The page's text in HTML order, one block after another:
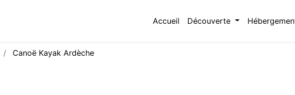
Accueil Découverte
Canoë Kayak Ardèche